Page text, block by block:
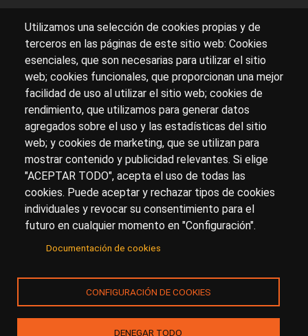
Sobre artehistoria.com
Para ponerte en contacto con nosotros, escríbenos en
el formulario decontacto
Accesibilidad
Aviso Legal Privacidad
Utilizamos una selección de cookies propias y de
terceros en las páginas de este sitio web: Cookies
esenciales, que son necesarias para utilizar el sitio
web; cookies funcionales, que proporcionan una mejor
facilidad de uso al utilizar el sitio web; cookies de
rendimiento, que utilizamos para generar datos
agregados sobre el uso y las estadísticas del sitio
web; y cookies de marketing, que se utilizan para
mostrar contenido y publicidad relevantes. Si elige
"ACEPTAR TODO", acepta el uso de todas las
cookies. Puede aceptar y rechazar tipos de cookies
individuales y revocar su consentimiento para el
futuro en cualquier momento en "Configuración".
Documentación de cookies
CONFIGURACIÓN DE COOKIES
DENEGAR TODO
© Copyright 2017.arteHistoria&Toools, S.Lo sus
licenciantes son los propietarios de todos los derechos
de propiedad intelectual e industrial de:
(a) este sitio web publicado bajo el dominio
(b) todo el material publicado en artehistoria.com
(incluyendo, sin limitación, textos, imágenes, fotografías,
dibujos, música, marcas o logotipos, estructura y diseño
de la composición de cada una de las páginas